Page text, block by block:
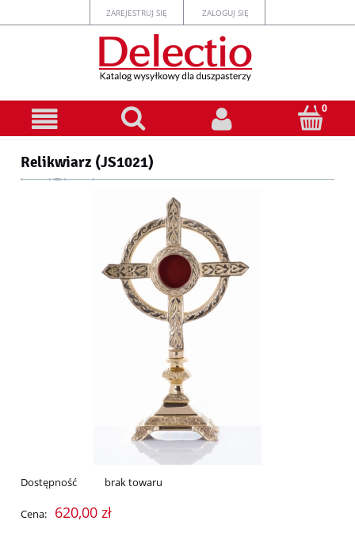
ZAREJESTRUJ SIĘ ZALOGUJ SIĘ
Relikwiarz (JS1021)
Dostępność brak towaru
Cena: 620,00 zł